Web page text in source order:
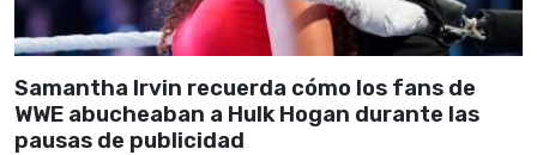
Samantha Irvin recuerda cómo los fans de
WWE abucheaban a Hulk Hogan durante las
pausas de publicidad